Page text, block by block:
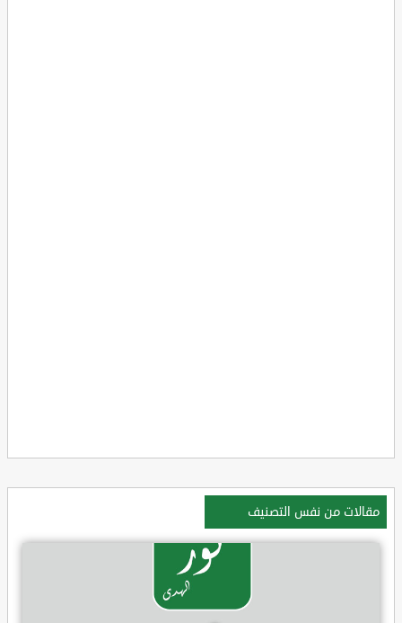
مقالات من نفس التصنيف